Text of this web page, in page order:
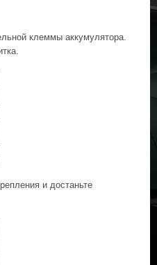
клеммы аккумулятора.
и достаньте